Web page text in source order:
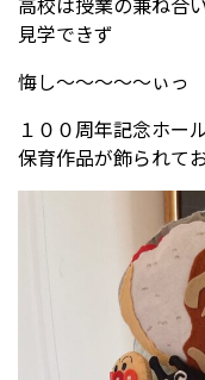
見学できず
悔し～～～～～ぃっ
１００周年記念ホー
保育作品が飾られて